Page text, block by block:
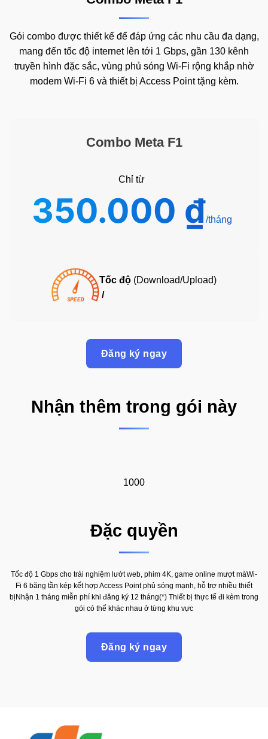
Gói combo được thiết kế để đáp ứng các nhu cầu đa dạng,
mang đến tốc độ internet lên tới 1 Gbps, gần 130 kênh
truyền hình đặc sắc, vùng phủ sóng Wi-Fi rộng khắp nhờ
modem Wi-Fi 6 và thiết bị Access Point tặng kèm.
Combo Meta F1
Chỉ từ
350.000 ₫
Tốc độ (Download/Upload)
/
Đăng ký ngay
Nhận thêm trong gói này
1000
Đặc quyền
Tốc độ 1 Gbps cho trải nghiệm lướt web, phim 4K, game online mượt màWi-
Fi 6 băng tần kép kết hợp Access Point phủ sóng mạnh, hỗ trợ nhiều thiết
bịNhận 1 tháng miễn phí khi đăng ký 12 tháng(*) Thiết bị thực tế đi kèm trong
gói có thể khác nhau ở từng khu vực
Đăng ký ngay